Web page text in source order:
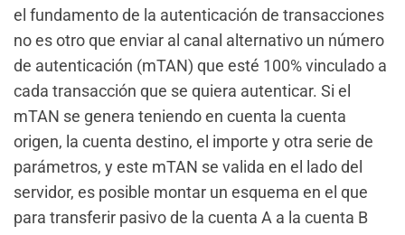
el fundamento de la autenticación de transacciones
no es otro que enviar al canal alternativo un número
de autenticación (mTAN) que esté 100% vinculado a
cada transacción que se quiera autenticar. Si el
mTAN se genera teniendo en cuenta la cuenta
origen, la cuenta destino, el importe y otra serie de
parámetros, y este mTAN se valida en el lado del
servidor, es posible montar un esquema en el que
para transferir pasivo de la cuenta A a la cuenta B